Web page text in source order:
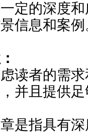
定的深度
信息和案
读者的需
并且提供
是指具有